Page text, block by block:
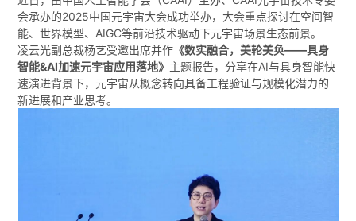
会承办的2025中国元宇宙大会成功举办，大会重点探讨在空间智
能、世界模型、AIGC等前沿技术驱动下元宇宙场景生态前景。
凌云光副总裁杨艺受邀出席并作 《数实融合，美轮美奂——具身
智能&AI加速元宇宙应用落地》 主题报告，分享在AI与具身智能快
速演进背景下，元宇宙从概念转向具备工程验证与规模化潜力的
新进展和产业思考。